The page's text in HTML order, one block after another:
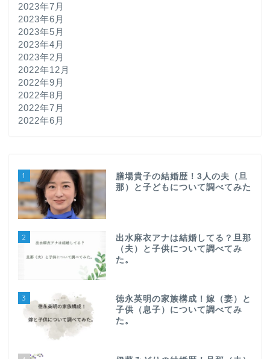
2023年7月
2023年6月
2023年5月
2023年4月
2023年2月
2022年12月
2022年9月
2022年8月
2022年7月
2022年6月
1
膳場貴子の結婚歴！3人の夫（旦
那）と子どもについて調べてみた
2
出水麻衣アナは結婚してる？旦那
（夫）と子供について調べてみ
た。
3
徳永英明の家族構成！嫁（妻）と
子供（息子）について調べてみ
た。